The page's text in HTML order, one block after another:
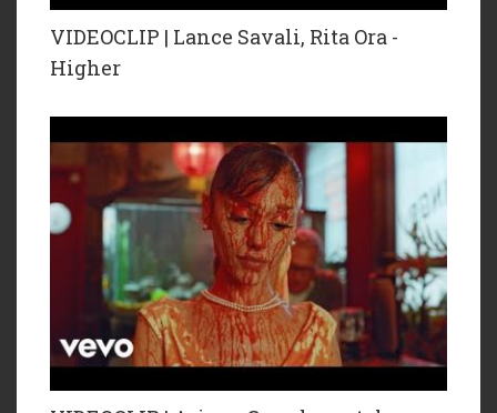
VIDEOCLIP | Lance Savali, Rita Ora -
Higher